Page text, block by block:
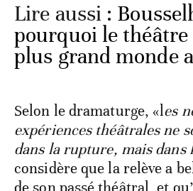
Lire aussi :
pourquoi le théâtre
plus grand monde
Selon le dramaturge, «les
expériences théâtrales ne
dans la rupture, mais
considère que la relève a